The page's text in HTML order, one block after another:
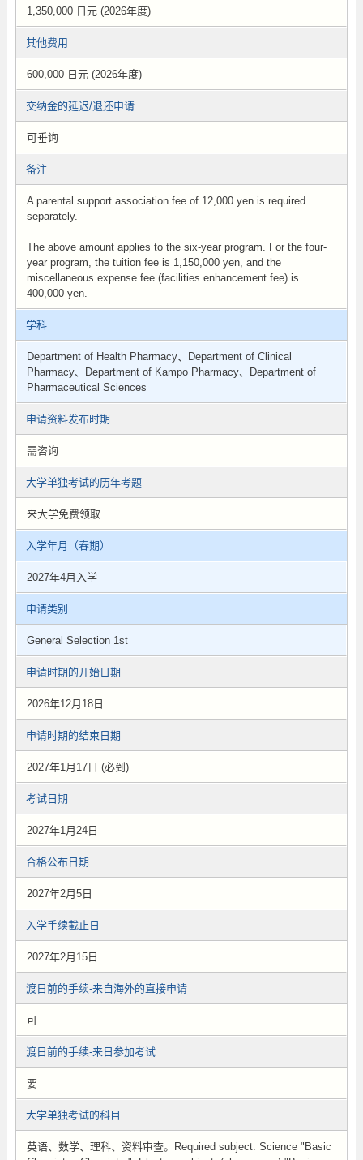
1,350,000 日元 (2026年度)
其他费用
600,000 日元 (2026年度)
交纳金的延迟/退还申请
可垂询
备注
A parental support association fee of 12,000 yen is required
separately.
The above amount applies to the six-year program. For the four-
year program, the tuition fee is 1,150,000 yen, and the
miscellaneous expense fee (facilities enhancement fee) is
400,000 yen.
学科
Department of Health Pharmacy、Department of Clinical
Pharmacy、Department of Kampo Pharmacy、Department of
Pharmaceutical Sciences
申请资料发布时期
需咨询
大学单独考试的历年考题
来大学免费领取
入学年月（春期）
2027年4月入学
申请类别
General Selection 1st
申请时期的开始日期
2026年12月18日
申请时期的结束日期
2027年1月17日 (必到)
考试日期
2027年1月24日
合格公布日期
2027年2月5日
入学手续截止日
2027年2月15日
渡日前的手续-来自海外的直接申请
可
渡日前的手续-来日参加考试
要
大学单独考试的科目
英语、数学、理科、资料审查。Required subject: Science "Basic